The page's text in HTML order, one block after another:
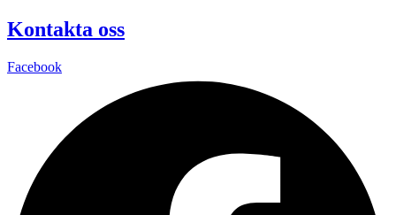
Kontakta oss
Facebook